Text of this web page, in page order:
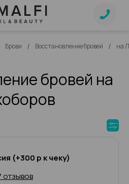
Брови / Восстановление бровей / на
бровей на
(+300 р к чеку)
отзывов